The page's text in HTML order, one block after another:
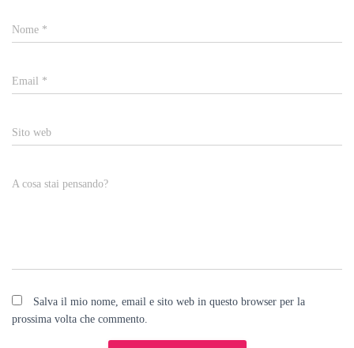
Nome *
Email *
Sito web
A cosa stai pensando?
Salva il mio nome, email e sito web in questo browser per la
prossima volta che commento.